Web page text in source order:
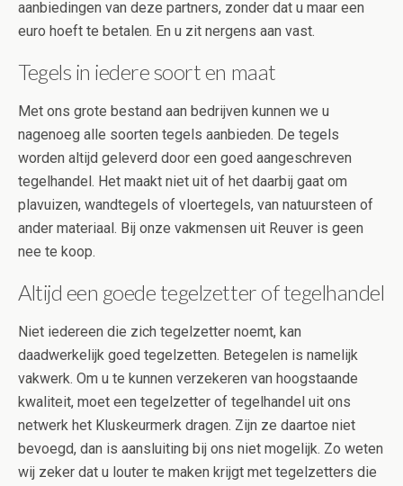
aanbiedingen van deze partners, zonder dat u maar een
euro hoeft te betalen. En u zit nergens aan vast.
Tegels in iedere soort en maat
Met ons grote bestand aan bedrijven kunnen we u
nagenoeg alle soorten tegels aanbieden. De tegels
worden altijd geleverd door een goed aangeschreven
tegelhandel. Het maakt niet uit of het daarbij gaat om
plavuizen, wandtegels of vloertegels, van natuursteen of
ander materiaal. Bij onze vakmensen uit Reuver is geen
nee te koop.
Altijd een goede tegelzetter of tegelhandel
Niet iedereen die zich tegelzetter noemt, kan
daadwerkelijk goed tegelzetten. Betegelen is namelijk
vakwerk. Om u te kunnen verzekeren van hoogstaande
kwaliteit, moet een tegelzetter of tegelhandel uit ons
netwerk het Kluskeurmerk dragen. Zijn ze daartoe niet
bevoegd, dan is aansluiting bij ons niet mogelijk. Zo weten
wij zeker dat u louter te maken krijgt met tegelzetters die